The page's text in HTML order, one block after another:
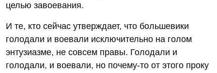
целью завоевания.
И те, кто сейчас утверждает, что большевики
голодали и воевали исключительно на голом
энтузиазме, не совсем правы. Голодали и
голодали, и воевали, но почему-то от этого проку